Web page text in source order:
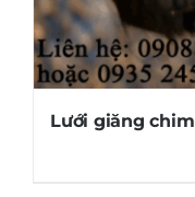
Lưới giăng chim